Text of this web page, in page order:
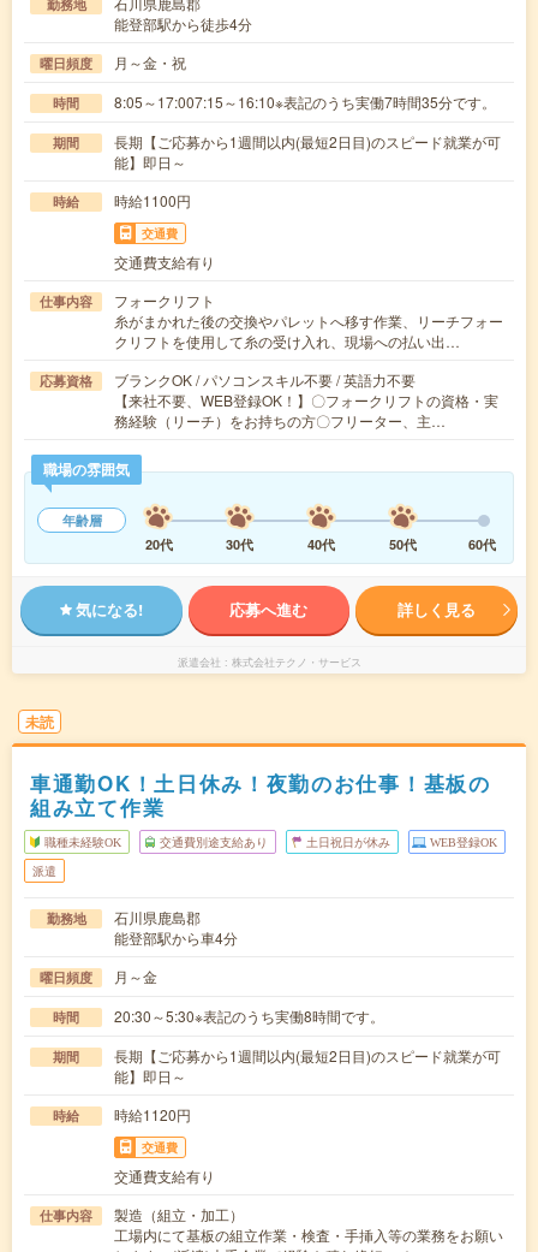
勤務地
能登部駅から徒歩4分
曜日頻度 月～金・祝
時間 8:05～17:007:15～16:10※表記のうち実働7時間35分です。
期間
長期【ご応募から1週間以内(最短2日目)のスピード就業が可
能】即日～
時給 時給1100円
交通費
交通費支給有り
仕事内容
フォークリフト
糸がまかれた後の交換やパレットへ移す作業、リーチフォー
クリフトを使用して糸の受け入れ、現場への払い出…
応募資格
ブランクOK / パソコンスキル不要 / 英語力不要
【来社不要、WEB登録OK！】〇フォークリフトの資格・実
務経験（リーチ）をお持ちの方〇フリーター、主…
職場の雰囲気
年齢層
20代
30代 40代 50代 60代
気になる! 応募へ進む 詳しく見る
派遣会社 株式会社テクノ・サービス
未読
車通勤OK！土日休み！夜勤のお仕事！基板の
組み立て作業
職種未経験OK 交通費別途支給あり 土日祝日が休み WEB登録OK
派遣
勤務地
石川県鹿島郡
能登部駅から車4分
曜日頻度 月～金
時間 20:30～5:30※表記のうち実働8時間です。
期間
長期【ご応募から1週間以内(最短2日目)のスピード就業が可
能】即日～
時給 時給1120円
交通費
交通費支給有り
仕事内容
製造（組立・加工）
工場内にて基板の組立作業・検査・手挿入等の業務をお願い